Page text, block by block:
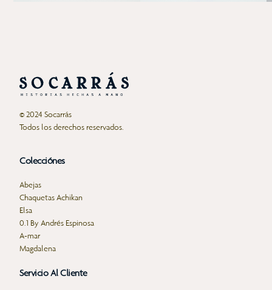
© 2024 Socarrás
Todos los derechos reservados.
Colecciónes
Abejas
Chaquetas Achikan
Elsa
0.1 By Andrés Espinosa
A-mar
Magdalena
Servicio Al Cliente